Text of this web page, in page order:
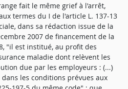
fait le même grief à l'arrêt,
termes du I de l'article L. 137-13
dans sa rédaction issue de la
2007 de financement de la
"il est institué, au profit des
maladie dont relèvent les
due par les employeurs : (...)
les conditions prévues aux